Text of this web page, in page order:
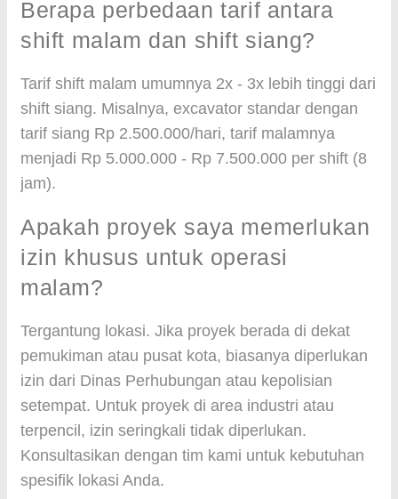
Berapa perbedaan tarif antara
shift malam dan shift siang?
Tarif shift malam umumnya 2x - 3x lebih tinggi dari
shift siang. Misalnya, excavator standar dengan
tarif siang Rp 2.500.000/hari, tarif malamnya
menjadi Rp 5.000.000 - Rp 7.500.000 per shift (8
jam).
Apakah proyek saya memerlukan
izin khusus untuk operasi
malam?
Tergantung lokasi. Jika proyek berada di dekat
pemukiman atau pusat kota, biasanya diperlukan
izin dari Dinas Perhubungan atau kepolisian
setempat. Untuk proyek di area industri atau
terpencil, izin seringkali tidak diperlukan.
Konsultasikan dengan tim kami untuk kebutuhan
spesifik lokasi Anda.